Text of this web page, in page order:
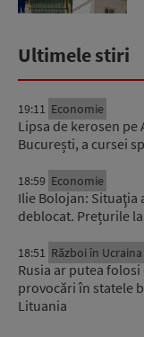
Ultimele stiri
19:11 Economie
Lipsa de kerosen pe
București, a cursei
18:59 Economie
Ilie Bolojan:
deblocat. Prețurile
18:51 Război în Ucraina
Rusia ar putea
provocări în statele
Lituania